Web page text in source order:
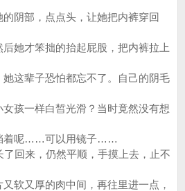
阴部，点点头，让她把内裤穿回
她才笨拙的抬起屁股，把内裤拉上
这辈子恐怕都忘不了。自己的阴毛
孩一样白皙光滑？当时竟然没有想
着呢……可以用镜子……
回来，仍然平顺，手摸上去，止不
软又厚的肉中间，再往里进一点，